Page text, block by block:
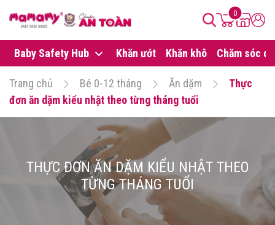
0
Baby Safety Hub Khăn ướt Khăn khô Chăm sóc da
Trang chủ Bé 0-12 tháng Ăn dặm
Thực
đơn ăn dặm kiểu nhật theo từng tháng tuổi
THỰC ĐƠN ĂN DẶM KIỂU NHẬT THEO
TỪNG THÁNG TUỔI